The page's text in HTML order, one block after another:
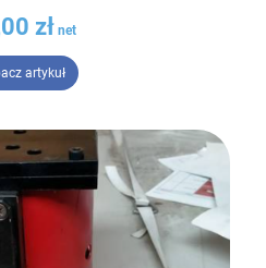
zł
artykuł– MANN-Filter C1176/3, C17134;